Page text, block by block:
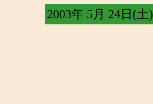
2003年 5月 24日(土)